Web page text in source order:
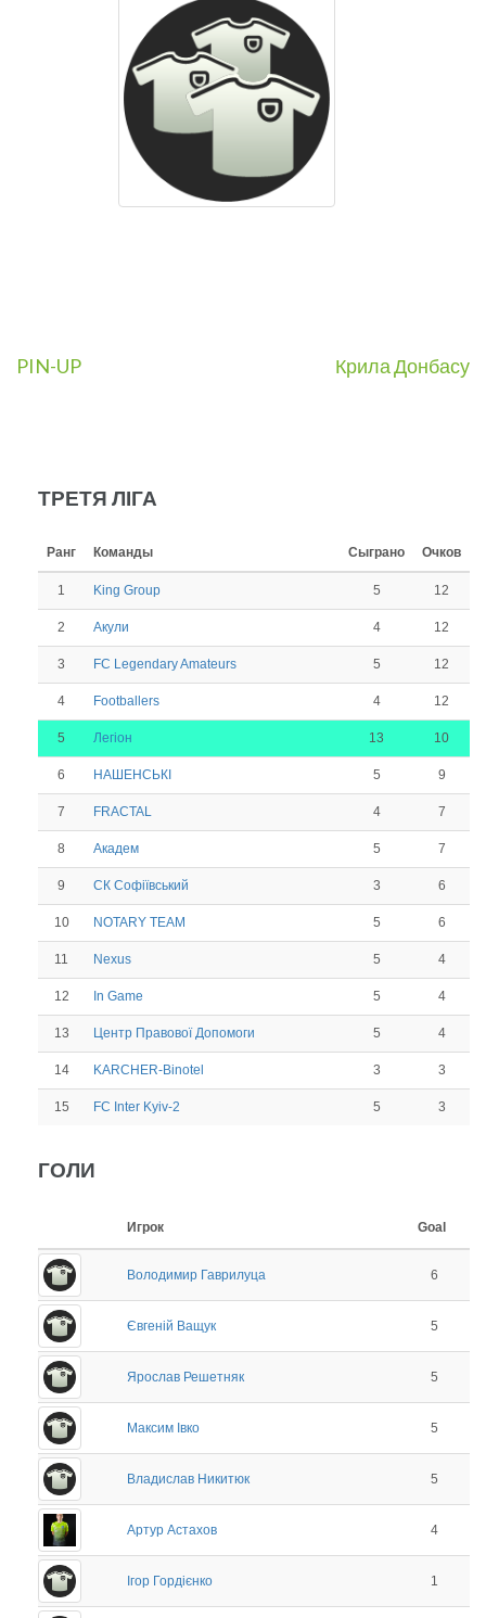
Навигация
PIN-UP Крила Донбасу
ТРЕТЯ ЛІГА
Ранг Команды Сыграно Очков
1 King Group 5 12
2 Акули 4 12
3 FC Legendary Amateurs 5 12
4 Footballers 4 12
5 Легіон 13 10
6 НАШЕНСЬКІ 5 9
7 FRACTAL 4 7
8 Академ 5 7
9 СК Софіївський 3 6
10 NOTARY TEAM 5 6
11 Nexus 5 4
12 In Game 5 4
13 Центр Правової Допомоги 5 4
14 KARCHER-Binotel 3 3
15 FC Inter Kyiv-2 5 3
ГОЛИ
Игрок Goal
Володимир Гаврилуца 6
Євгеній Ващук 5
Ярослав Решетняк 5
Максим Івко 5
Владислав Никитюк 5
Артур Астахов 4
Ігор Гордієнко 1